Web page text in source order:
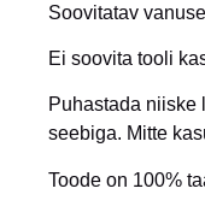
Soovitatav
Ei soovita tooli
Puhastada niiske
seebiga. Mitte
Toode on 100%